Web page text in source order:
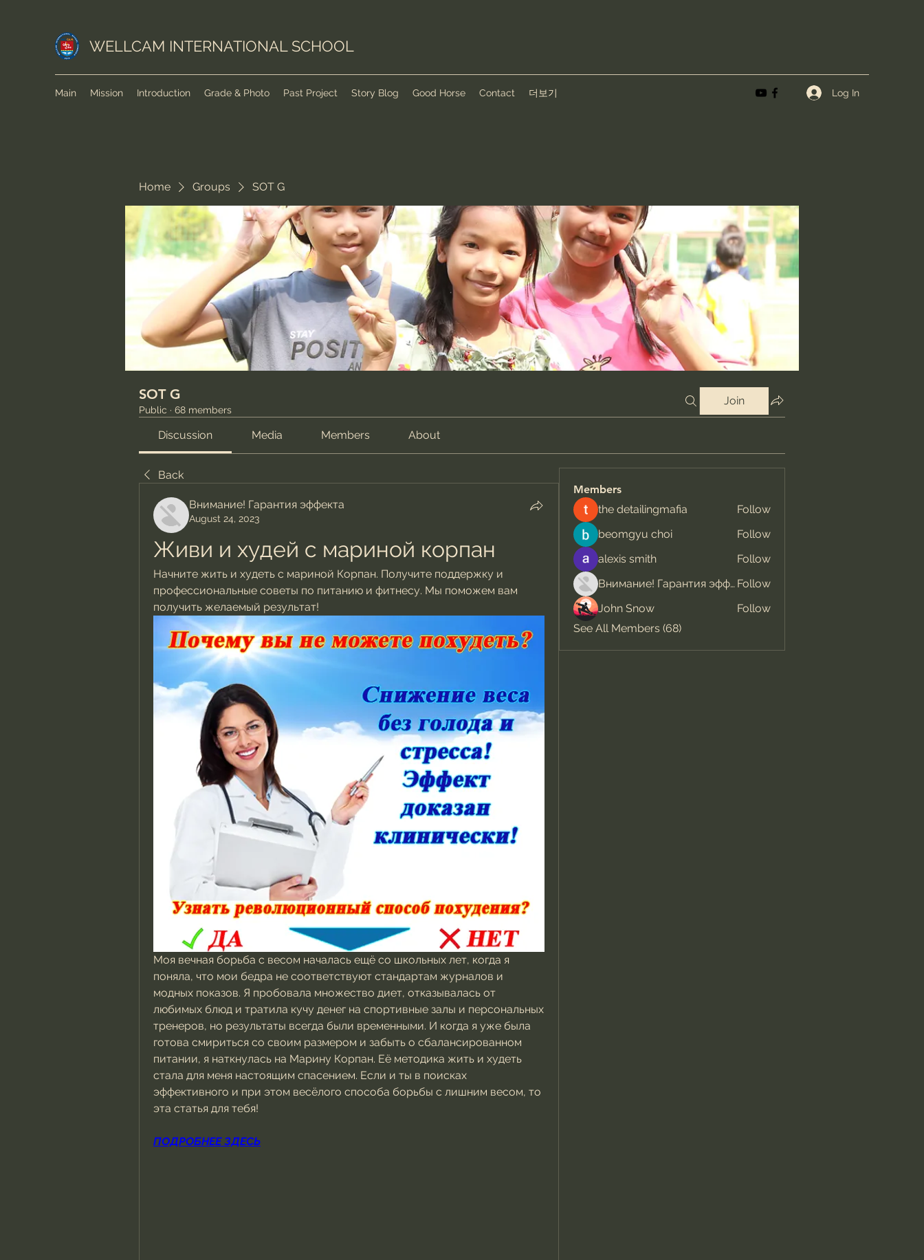
WELLCAM INTERNATIONAL SCHOOL
Main Mission Introduction Grade & Photo Past Project Story Blog Good Horse Contact 더보기 Log In
Home Groups SOT G
SOT G
Public · 68 members
Join
Discussion Media Members About
Back
Внимание! Гарантия эффекта
August 24, 2023
Живи и худей с мариной корпан
Начните жить и худеть с мариной Корпан. Получите поддержку и
профессиональные советы по питанию и фитнесу. Мы поможем вам
получить желаемый результат!
Моя вечная борьба с весом началась ещё со школьных лет, когда я
поняла, что мои бедра не соответствуют стандартам журналов и
модных показов. Я пробовала множество диет, отказывалась от
любимых блюд и тратила кучу денег на спортивные залы и персональных
тренеров, но результаты всегда были временными. И когда я уже была
готова смириться со своим размером и забыть о сбалансированном
питании, я наткнулась на Марину Корпан. Её методика жить и худеть
стала для меня настоящим спасением. Если и ты в поисках
эффективного и при этом весёлого способа борьбы с лишним весом, то
эта статья для тебя!
ПОДРОБНЕЕ ЗДЕСЬ
Members
the detailingmafia
Follow
beomgyu choi
Follow
alexis smith
Follow
Внимание! Гарантия эффекта Follow
John Snow
Follow
See All Members (68)